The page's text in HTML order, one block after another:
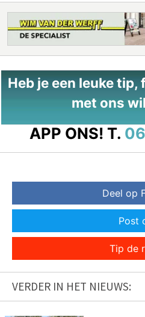
Heb je een leuke
met ons
APP ONS! T.
Deel op
Post
Tip de
VERDER IN HET NIEUWS: